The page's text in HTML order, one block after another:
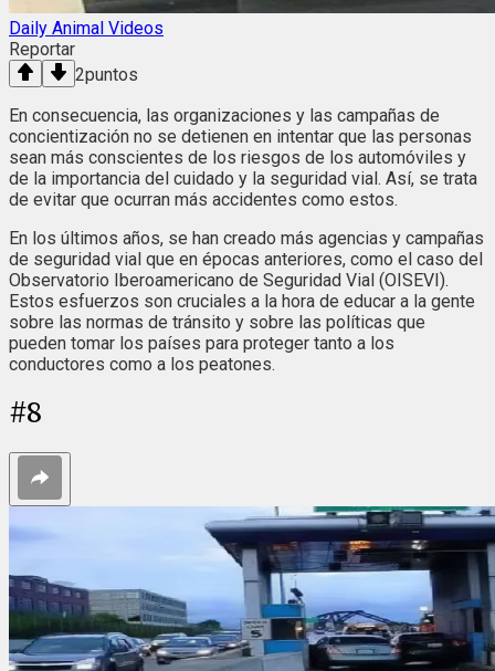
Daily Animal Videos
Reportar
2puntos
En consecuencia, las organizaciones y las campañas de
concientización no se detienen en intentar que las personas
sean más conscientes de los riesgos de los automóviles y
de la importancia del cuidado y la seguridad vial. Así, se trata
de evitar que ocurran más accidentes como estos.
En los últimos años, se han creado más agencias y campañas
de seguridad vial que en épocas anteriores, como el caso del
Observatorio Iberoamericano de Seguridad Vial (OISEVI).
Estos esfuerzos son cruciales a la hora de educar a la gente
sobre las normas de tránsito y sobre las políticas que
pueden tomar los países para proteger tanto a los
conductores como a los peatones.
#8